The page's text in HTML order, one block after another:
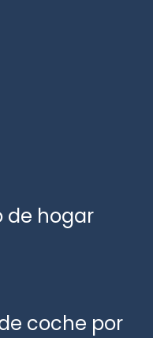
de hogar
coche por